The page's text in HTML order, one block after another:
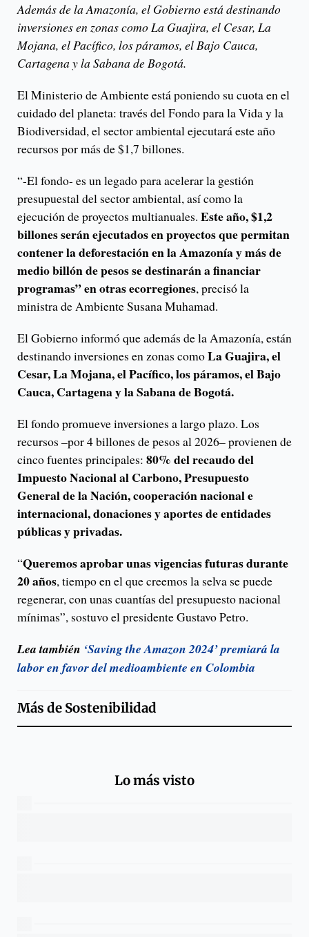
Además de la Amazonía, el Gobierno está destinando
inversiones en zonas como La Guajira, el Cesar, La
Mojana, el Pacífico, los páramos, el Bajo Cauca,
Cartagena y la Sabana de Bogotá.
El Ministerio de Ambiente está poniendo su cuota en el
cuidado del planeta: través del Fondo para la Vida y la
Biodiversidad, el sector ambiental ejecutará este año
recursos por más de $1,7 billones.
“-El fondo- es un legado para acelerar la gestión
presupuestal del sector ambiental, así como la
ejecución de proyectos multianuales. Este año, $1,2
billones serán ejecutados en proyectos que permitan
contener la deforestación en la Amazonía y más de
medio billón de pesos se destinarán a financiar
programas” en otras ecorregiones, precisó la
ministra de Ambiente Susana Muhamad.
El Gobierno informó que además de la Amazonía, están
destinando inversiones en zonas comoLa Guajira, el
Cesar, La Mojana, el Pacífico, los páramos, el Bajo
Cauca, Cartagena y la Sabana de Bogotá.
El fondo promueve inversiones a largo plazo. Los
recursos –por 4 billones de pesos al 2026– provienen de
cinco fuentes principales: 80% del recaudo del
Impuesto Nacional al Carbono, Presupuesto
General de la Nación, cooperación nacional e
internacional, donaciones y aportes de entidades
públicas y privadas.
“Queremos aprobar unas vigencias futuras durante
20 años, tiempo en el que creemos la selva se puede
regenerar, con unas cuantías del presupuesto nacional
mínimas”, sostuvo el presidente Gustavo Petro.
Lea también ‘Saving the Amazon 2024’ premiará la
labor en favor del medioambiente en Colombia
Más de Sostenibilidad
Lo más visto